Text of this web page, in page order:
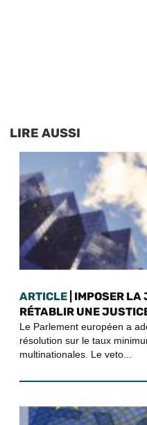
LIRE AUSSI
ARTICLE | IMPOSER
RÉTABLIR UNE
Le Parlement européen a
résolution sur le taux
multinationales. Le veto...